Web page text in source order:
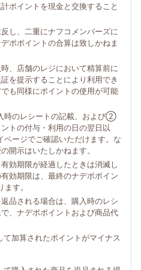
ポイントを現金と交換すること
し、二重にナフコメンバーズに
ポポイントの合算は致しかねま
、店舗のレジにおいて精算前に
を提示することにより利用でき
も同様にポイントの使用が可能
時のレシートの記載、および②
トの付与・利用の日の翌日以
ージでご確認いただけます。な
開示はいたしかねます。
効期限が経過したときは消滅し
効期限は、最終のナデポポイン
す。
品される場合は、購入時のレシ
、ナデポポイントおよび商品代
て加算されたポイントがマイナス